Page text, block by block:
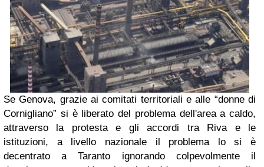
Se Genova, grazie ai comitati territoriali e alle “donne di
Cornigliano” si è liberato del problema dell'area a caldo,
attraverso la protesta e gli accordi tra Riva e le
istituzioni, a livello nazionale il problema lo si è
decentrato a Taranto ignorando colpevolmente il